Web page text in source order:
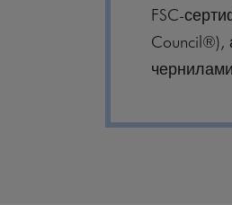
FSC-
Council®),